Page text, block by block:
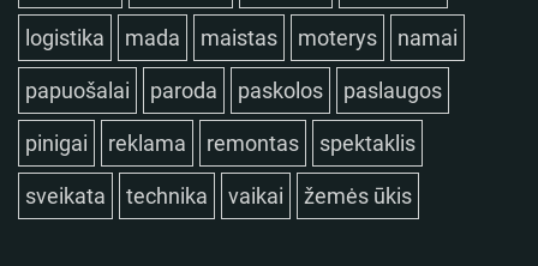
logistika mada maistas moterys namai
papuošalai paroda paskolos paslaugos
pinigai reklama remontas spektaklis
sveikata technika vaikai žemės ūkis